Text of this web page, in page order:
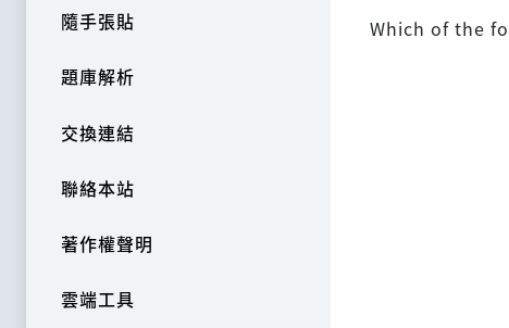
隨手張貼
題庫解析
交換連結
聯絡本站
著作權聲明
雲端工具
Which of the